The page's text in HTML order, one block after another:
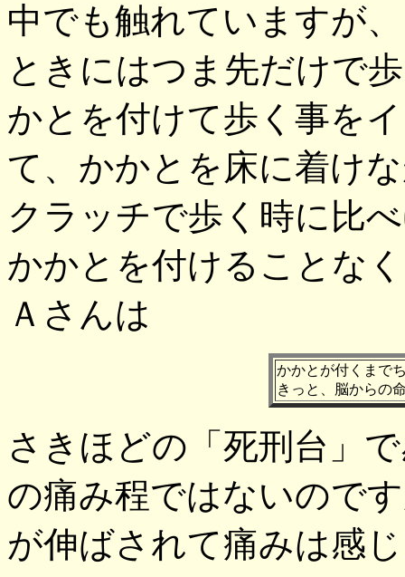
中でも触れていますが
ときにはつま先だけで
かとを付けて歩く事を
て、かかとを床に着け
クラッチで歩く時に比
かかとを付けることな
Ａさんは
かかとが付くまで
きっと、脳からの
さきほどの「死刑台」
の痛み程ではないので
が伸ばされて痛みは感